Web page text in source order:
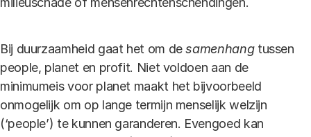
Bij duurzaamheid gaat het om desamenhang tussen
people, planet en profit. Niet voldoen aan de
minimumeis voor planet maakt het bijvoorbeeld
onmogelijk om op lange termijn menselijk welzijn
(‘people’) te kunnen garanderen. Evengoed kan